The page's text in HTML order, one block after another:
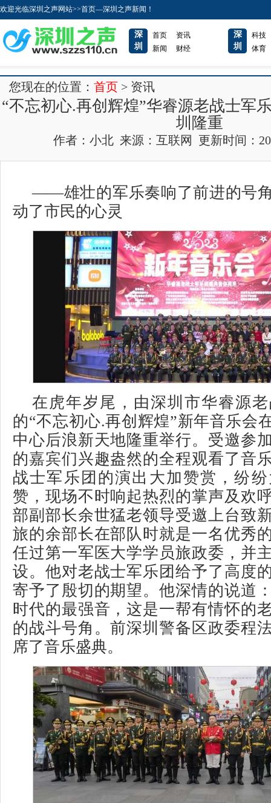
欢迎光临深圳之声网站>>首页—深圳之声新闻！
深
圳
首页
资讯
新闻
财经
深
圳
科技
体育
您现在的位置： 首页 > 资讯
“不忘初心.再创辉煌”华睿源老战士军
圳隆重
作者：小北 来源：互联网 更新时间：
——雄壮的军乐奏响了前进的号
动了市民的心灵
在虎年岁尾，由深圳市华睿源
的“不忘初心.再创辉煌”新年音乐会
中心后浪新天地隆重举行。受邀参
的嘉宾们兴趣盎然的全程观看了音
战士军乐团的演出大加赞赏，纷
赞，现场不时响起热烈的掌声及欢
部副部长余世猛老领导受邀上台致
旅的余部长在部队时就是一名优秀
任过第一军医大学学员旅政委，并
设。他对老战士军乐团给予了高度
寄予了殷切的期望。他深情的说道
时代的最强音，这是一帮有情怀的
的战斗号角。前深圳警备区政委程
席了音乐盛典。